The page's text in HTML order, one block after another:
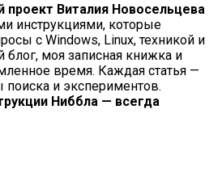
проект Виталия Новосельцева
инструкциями, которые
с Windows, Linux, техникой и
моя записная книжка и
время. Каждая статья —
поиска и экспериментов.
Ниббла — всегда